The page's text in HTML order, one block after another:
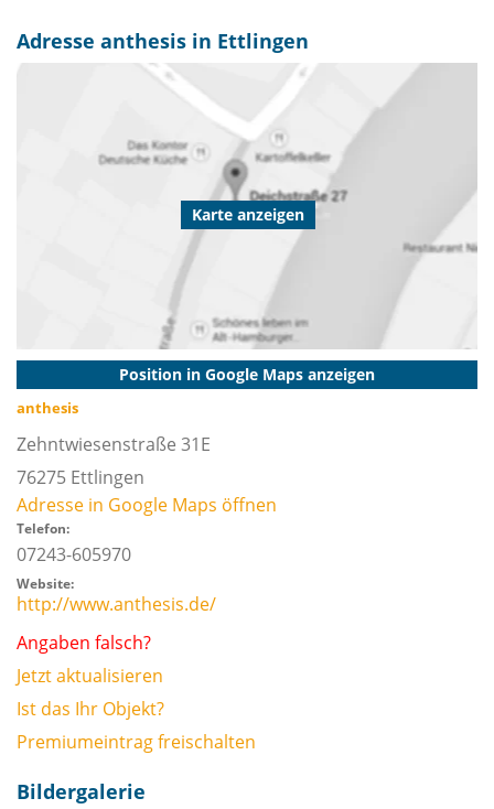
Adresse anthesis in Ettlingen
Karte anzeigen
Position in Google Maps anzeigen
anthesis
Zehntwiesenstraße 31E
76275 Ettlingen
Adresse in Google Maps öffnen
Telefon:
07243-605970
Website:
http://www.anthesis.de/
Angaben falsch?
Jetzt aktualisieren
Ist das Ihr Objekt?
Premiumeintrag freischalten
Bildergalerie